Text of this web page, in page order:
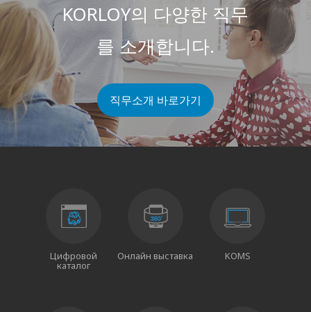
KORLOY의 다양한 직무
를 소개합니다.
직무소개 바로가기
Цифровой
каталог
Онлайн выставка KOMS